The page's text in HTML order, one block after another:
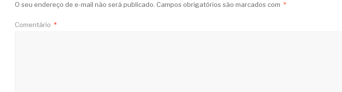
O seu endereço de e-mail não será publicado. Campos obrigatórios são marcados com *
Comentário *